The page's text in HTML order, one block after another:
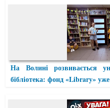
На Волині розвивається
бібліотека: фонд «Library»